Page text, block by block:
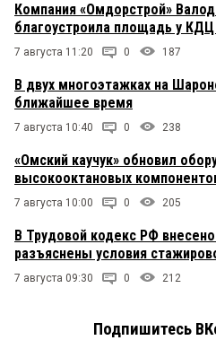
Компания «Омдорстрой»
благоустроила площадь у
7 августа 11:20 0 187
В двух многоэтажках на
ближайшее время
7 августа 10:40 0 238
«Омский каучук» обновил
высокооктановых
7 августа 10:00 0 205
В Трудовой кодекс РФ
разъяснены условия
7 августа 09:30 0 212
Подпишитесь